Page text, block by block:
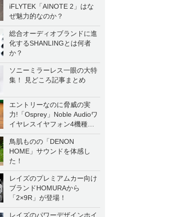
iFLYTEK「AINOTE 2」はな
ぜ魅力的なのか？
総合オーディオブランドに進
化するSHANLINGとは何者
か？
ソニーミラーレス一眼の大特
集！ 見どころ記事まとめ
エントリーなのに脅威の実
力!「Osprey」Noble Audioワ
イヤレスイヤフォン4機種を
一気に聴く
鳥肌ものの「DENON
HOME」サウンドを体感し
た！
レイズのプレミアムカー向け
ブランドHOMURAから
「2×9R」が登場！
レイズのパワーデザインホイ